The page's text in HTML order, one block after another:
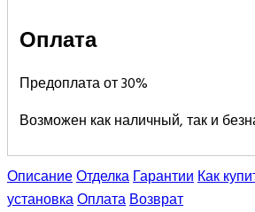
Оплата
Предоплата от 30%
Возможен как наличный, так и
ОписаниеОтделкаГарантииКак
установкаОплатаВозврат